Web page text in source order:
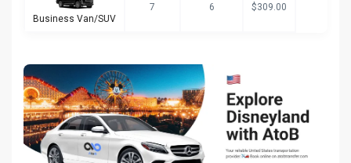
Business Van/SUV
7 6 $309.00